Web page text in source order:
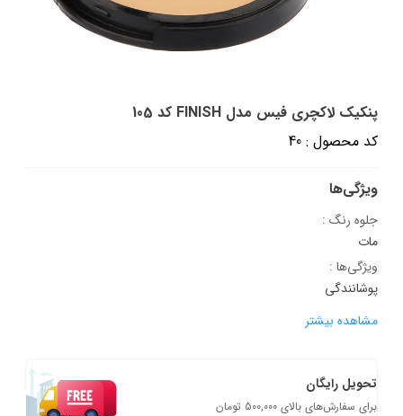
پنکیک لاکچری فیس مدل FINISH کد 105
کد محصول : 40
ویژگی‌ها
جلوه رنگ :
مات
ویژگی‌ها :
پوشانندگی
مشاهده بیشتر
تحویل رایگان
برای سفارش‌های بالای 500,000 تومان